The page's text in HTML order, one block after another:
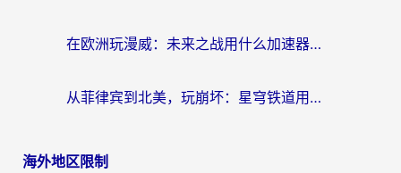
在欧洲玩漫威：未来之战用什么加速器最好用？老玩家亲测避坑指南
从菲律宾到北美，玩崩坏：星穹铁道用什么加速器好？我试过5款后选了它
海外地区限制